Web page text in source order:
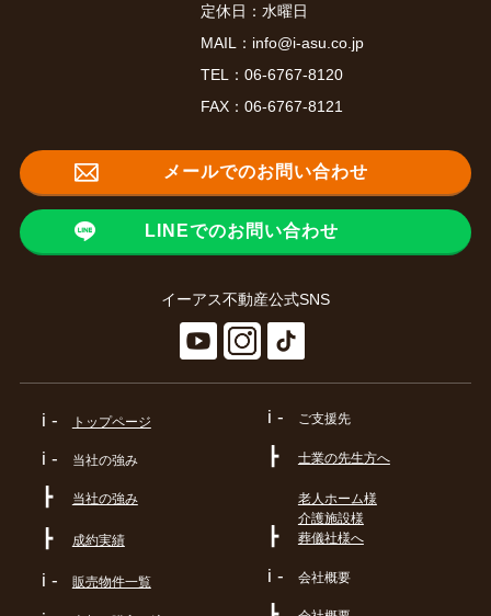
定休日：水曜日
MAIL： info@i-asu.co.jp
TEL： 06-6767-8120
FAX：06-6767-8121
メールでのお問い合わせ
LINEでのお問い合わせ
イーアス不動産公式SNS
i - トップページ
i - 当社の強み
┣ 当社の強み
┣ 成約実績
i - 販売物件一覧
i - ご支援先
┣ 士業の先生方へ
┣
老人ホーム様
介護施設様
葬儀社様へ
i - 会社概要